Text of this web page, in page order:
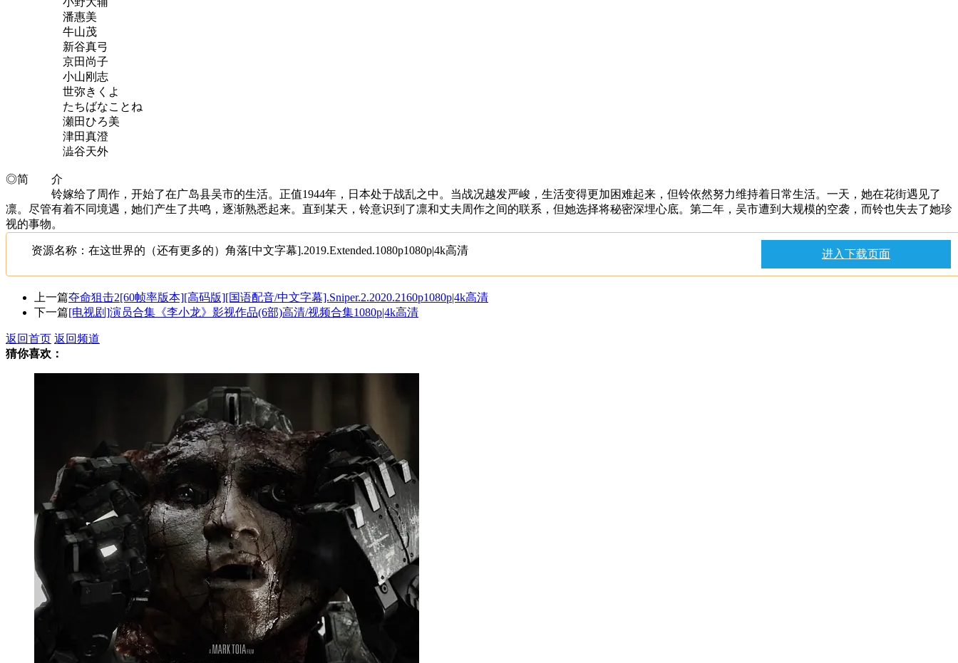
潘惠美
牛山茂
新谷真弓
京田尚子
小山刚志
世弥きくよ
たちばなことね
瀬田ひろ美
津田真澄
澁谷天外
◎简 介
铃嫁给了周作，开始了在广岛县吴市的生活。正值1944年，日本处于战乱之中。当战况越发严峻，生活变得更加困难起来，但铃依然努力维持着日常生活。一天，她在花街遇见了
凛。尽管有着不同境遇，她们产生了共鸣，逐渐熟悉起来。直到某天，铃意识到了凛和丈夫周作之间的联系，但她选择将秘密深埋心底。第二年，吴市遭到大规模的空袭，而铃也失去了她珍
视的事物。
资源名称：在这世界的（还有更多的）角落[中文字幕].2019.Extended.1080p1080p|4k高清 进入下载页面
上一篇夺命狙击2[60帧率版本][高码版][国语配音/中文字幕].Sniper.2.2020.2160p1080p|4k高清
下一篇[电视剧]演员合集《李小龙》影视作品(6部)高清/视频合集1080p|4k高清
返回首页 返回频道
猜你喜欢：